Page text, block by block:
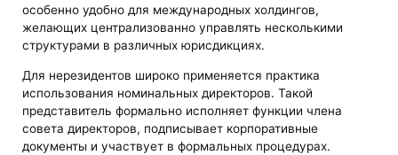
особенно удобно для международных холдингов,
желающих централизованно управлять несколькими
структурами в различных юрисдикциях.
Для нерезидентов широко применяется практика
использования номинальных директоров. Такой
представитель формально исполняет функции члена
совета директоров, подписывает корпоративные
документы и участвует в формальных процедурах.